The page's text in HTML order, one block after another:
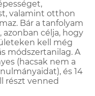
valamint otthon
Bár a tanfolyam
célja, hogy
kell még
módszertanilag. A
(hacsak nem a
és 14
részt venned